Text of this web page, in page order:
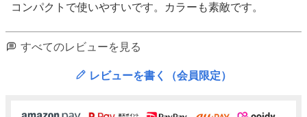
コンパクトで使いやすいです。カラーも素敵です。
すべてのレビューを見る
レビューを書く（会員限定）